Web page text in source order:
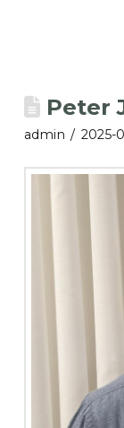
Peter
admin 2025-